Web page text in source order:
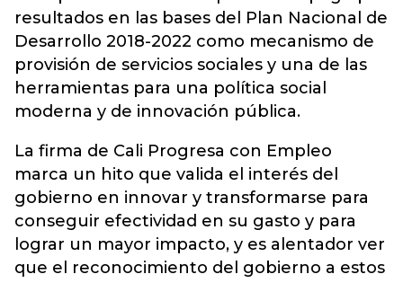
resultados en las bases del Plan Nacional de
Desarrollo 2018-2022 como mecanismo de
provisión de servicios sociales y una de las
herramientas para una política social
moderna y de innovación pública.
La firma de Cali Progresa con Empleo
marca un hito que valida el interés del
gobierno en innovar y transformarse para
conseguir efectividad en su gasto y para
lograr un mayor impacto, y es alentador ver
que el reconocimiento del gobierno a estos